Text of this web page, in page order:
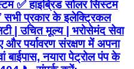
✅ हाइब्रिड सोलर सिस्टम
सभी प्रकार के इलेक्ट्रिकल
| उचित मूल्य | भरोसेमंद सेवा
और पर्यावरण संरक्षण में अपना
बाईपास, नयारा पेट्रोल पंप के